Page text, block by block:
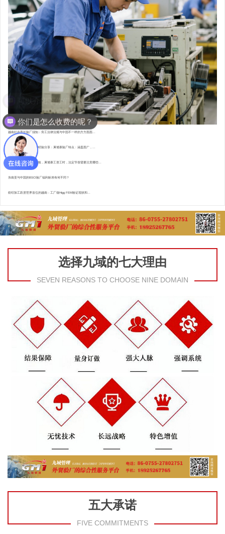
越南社会责任验厂须知：劳工法律法规与中国不一样的方方面面...
东南亚资深验厂顾问的经验分享：柬埔寨验厂特点 : 涵盖面广，...
直赴柬埔寨，为验厂护航，柬埔寨工资工时，法定节假需要注意哪些...
东南亚与中国的BSCI验厂福利标准有何不同？
纺织加工跃居世界首位的越南：工厂做Higg FEM验证现状和...
选择九域的七大理由
SEVEN REASONS TO CHOOSE NINE DOMAIN
五大承诺
FIVE COMMITMENTS
你们是怎么收费的呢？